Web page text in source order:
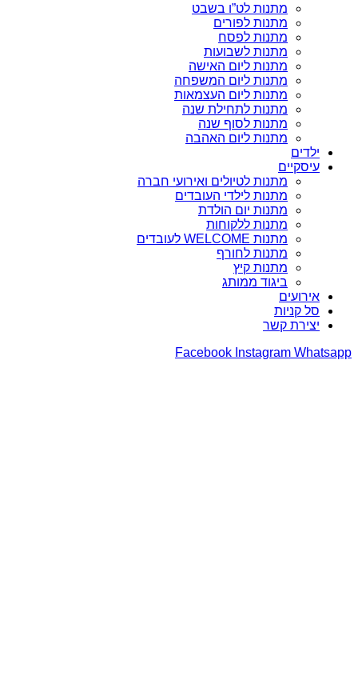
מתנות לט”ו בשבט
מתנות לפורים
מתנות לפסח
מתנות לשבועות
מתנות ליום האישה
מתנות ליום המשפחה
מתנות ליום העצמאות
מתנות לתחילת שנה
מתנות לסוף שנה
מתנות ליום האהבה
ילדים
עיסקיים
מתנות לטיולים ואירועי חברה
מתנות לילדי העובדים
מתנות יום הולדת
מתנות ללקוחות
מתנות WELCOME לעובדים
מתנות לחורף
מתנות קיץ
ביגוד ממותג
אירועים
סל קניות
יצירת קשר
Facebook Instagram Whatsapp